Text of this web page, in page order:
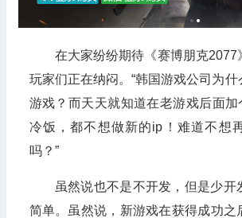
在大家纷纷期待《赛博朋克2077
玩家们正在纳闷。“韩国游戏公司为
游戏？而天天就知道在老游戏后面
冷饭，都不想做新的ip！难道不想
吗？”
虽然说也不是不开发，但是少开
简单。虽然说，新游戏在获得成功之